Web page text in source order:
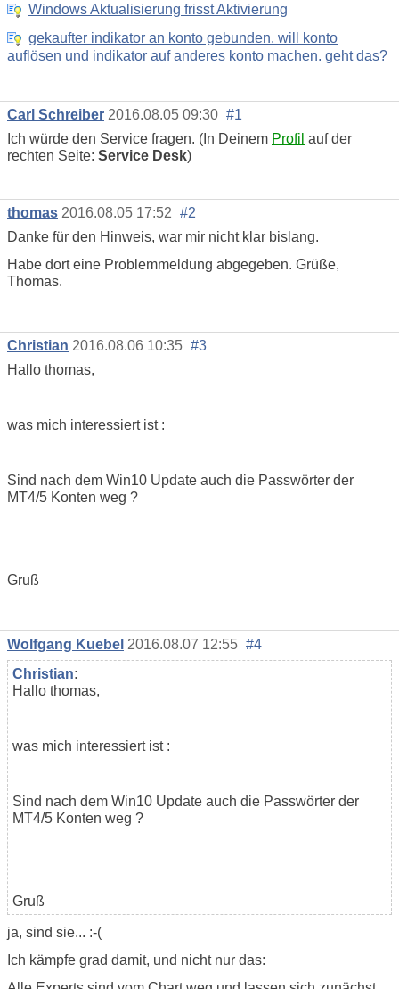
Windows Aktualisierung frisst Aktivierung
gekaufter indikator an konto gebunden. will konto
auflösen und indikator auf anderes konto machen. geht das?
Carl Schreiber 2016.08.05 09:30 #1
Ich würde den Service fragen. (In Deinem Profil auf der
rechten Seite: Service Desk)
thomas 2016.08.05 17:52 #2
Danke für den Hinweis, war mir nicht klar bislang.
Habe dort eine Problemmeldung abgegeben. Grüße,
Thomas.
Christian 2016.08.06 10:35 #3
Hallo thomas,
was mich interessiert ist :
Sind nach dem Win10 Update auch die Passwörter der
MT4/5 Konten weg ?
Gruß
Wolfgang Kuebel 2016.08.07 12:55 #4
Christian:
Hallo thomas,
was mich interessiert ist :
Sind nach dem Win10 Update auch die Passwörter der
MT4/5 Konten weg ?
Gruß
ja, sind sie... :-(
Ich kämpfe grad damit, und nicht nur das: